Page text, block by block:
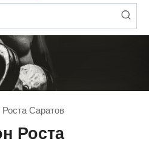
Саратов